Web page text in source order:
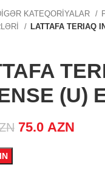
KATEQORİYALAR
LATTAFA TERIAQ
(U)
Original price
75.0 AZN